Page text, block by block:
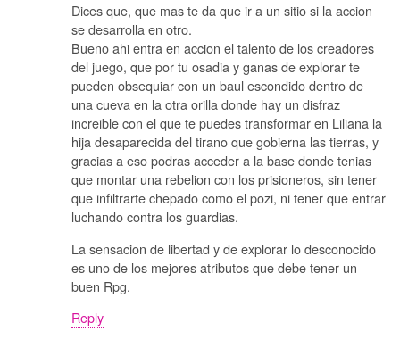
Dices que, que mas te da que ir a un sitio si la accion
se desarrolla en otro.
Bueno ahi entra en accion el talento de los creadores
del juego, que por tu osadia y ganas de explorar te
pueden obsequiar con un baul escondido dentro de
una cueva en la otra orilla donde hay un disfraz
increible con el que te puedes transformar en Liliana la
hija desaparecida del tirano que gobierna las tierras, y
gracias a eso podras acceder a la base donde tenias
que montar una rebelion con los prisioneros, sin tener
que infiltrarte chepado como el pozi, ni tener que entrar
luchando contra los guardias.
La sensacion de libertad y de explorar lo desconocido
es uno de los mejores atributos que debe tener un
buen Rpg.
Reply